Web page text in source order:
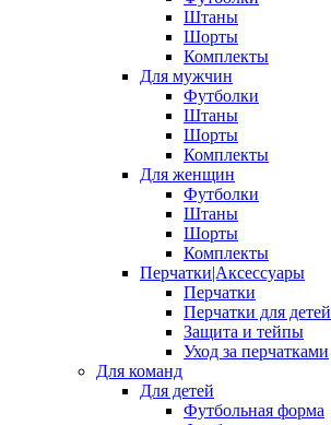
Штаны
Шорты
Комплекты
Для мужчин
Футболки
Штаны
Шорты
Комплекты
Для женщин
Футболки
Штаны
Шорты
Комплекты
Перчатки|Аксессуары
Перчатки
Перчатки для детей
Защита и тейпы
Уход за перчатками
Для команд
Для детей
Футбольная форма